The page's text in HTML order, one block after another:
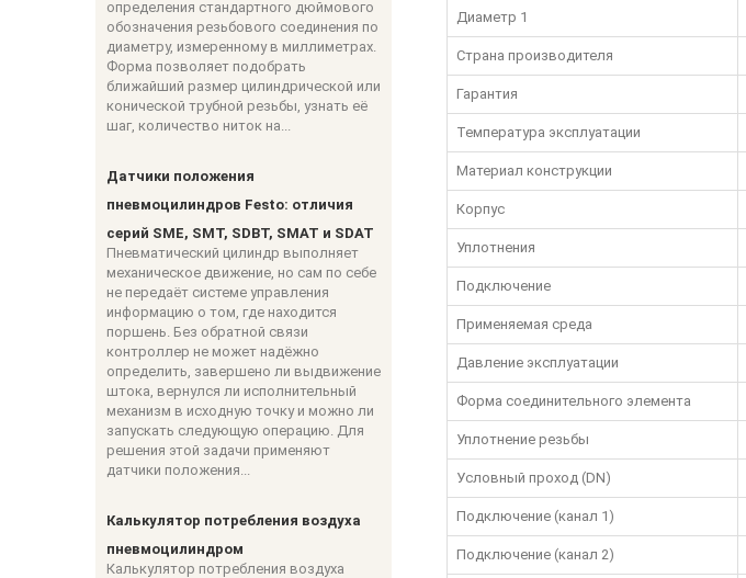
определения стандартного дюймового
обозначения резьбового соединения по
диаметру, измеренному в миллиметрах.
Форма позволяет подобрать
ближайший размер цилиндрической или
конической трубной резьбы, узнать её
шаг, количество ниток на...
Датчики положения
пневмоцилиндров Festo: отличия
серий SME, SMT, SDBT, SMAT и SDAT
Пневматический цилиндр выполняет
механическое движение, но сам по себе
не передаёт системе управления
информацию о том, где находится
поршень. Без обратной связи
контроллер не может надёжно
определить, завершено ли выдвижение
штока, вернулся ли исполнительный
механизм в исходную точку и можно ли
запускать следующую операцию. Для
решения этой задачи применяют
датчики положения...
Калькулятор потребления воздуха
пневмоцилиндром
Калькулятор потребления воздуха
Диаметр 1
Страна производителя
Гарантия
Температура эксплуатации
Материал конструкции
Корпус
Уплотнения
Подключение
Применяемая среда
Давление эксплуатации
Форма соединительного элемента
Уплотнение резьбы
Условный проход (DN)
Подключение (канал 1)
Подключение (канал 2)